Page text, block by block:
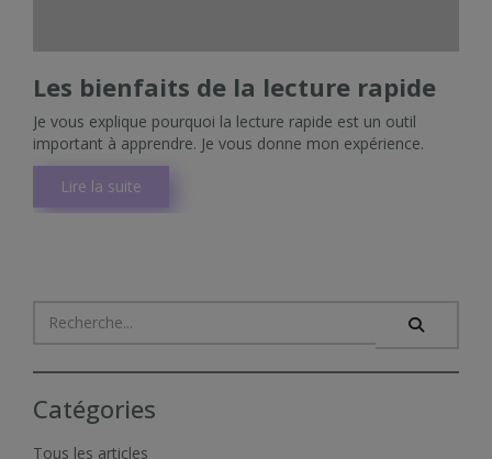
Les bienfaits de la lecture rapide
Je vous explique pourquoi la lecture rapide est un outil
important à apprendre. Je vous donne mon expérience.
Lire la suite
Catégories
Tous les articles